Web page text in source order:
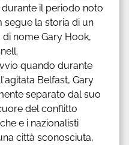
il periodo noto
segue la storia di un
nome Gary Hook,
quando durante
Belfast, Gary
separato dal suo
del conflitto
e i nazionalisti
città sconosciuta,